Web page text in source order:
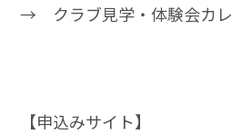
→ クラブ見学・体験会カ
【申込みサイト】